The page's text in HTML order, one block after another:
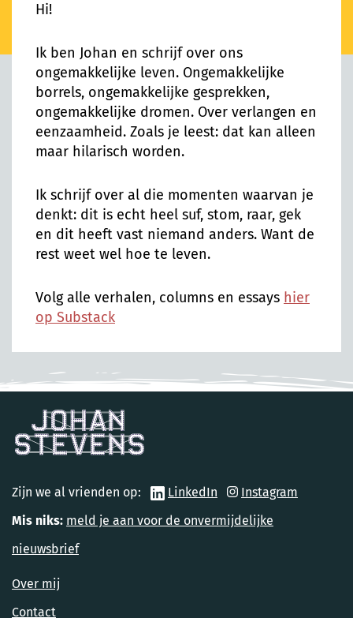
Hi!
Ik ben Johan en schrijf over ons
ongemakkelijke leven. Ongemakkelijke
borrels, ongemakkelijke gesprekken,
ongemakkelijke dromen. Over verlangen en
eenzaamheid. Zoals je leest: dat kan alleen
maar hilarisch worden.
Ik schrijf over al die momenten waarvan je
denkt: dit is echt heel suf, stom, raar, gek
en dit heeft vast niemand anders. Want de
rest weet wel hoe te leven.
Volg alle verhalen, columns en essays hier
op Substack
Zijn we al vrienden op: LinkedIn
Instagram
Mis niks: meld je aan voor de onvermijdelijke
nieuwsbrief
Over mij
Contact